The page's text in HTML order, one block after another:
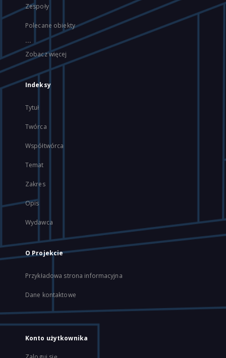
Zespoły
Polecane obiekty
...
Zobacz więcej
Indeksy
Tytuł
Twórca
Współtwórca
Temat
Zakres
Opis
Wydawca
O Projekcie
Przykładowa strona informacyjna
Dane kontaktowe
Konto użytkownika